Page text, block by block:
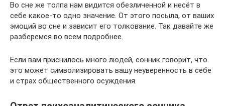
Во сне же толпа нам видится обезличенной и несёт в
себе какое-то одно значение. От этого посыла, от ваших
эмоций во сне и зависит его толкование. Так давайте же
разберемся во всем подробнее.
Если вам приснилось много людей, сонник говорит, что
это может символизировать вашу неуверенность в себе
и страх общественного осуждения.